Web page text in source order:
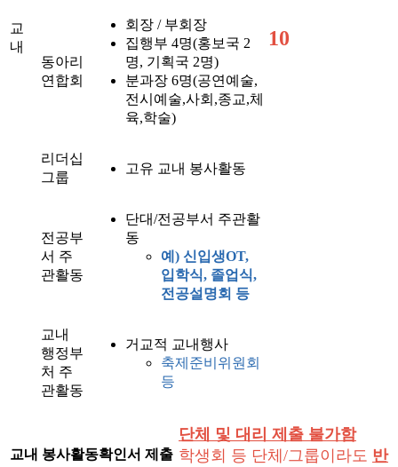
교
내
10
동아리
연합회
회장 / 부회장
집행부 4명(홍보국 2
명, 기획국 2명)
분과장 6명(공연예술,
전시예술,사회,종교,체
육,학술)
리더십
그룹
고유 교내 봉사활동
전공부
서 주
관활동
단대/전공부서 주관활
동
예) 신입생OT,
입학식, 졸업식,
전공설명회 등
교내
행정부
처 주
관활동
거교적 교내행사
축제준비위원회
등
교내 봉사활동확인서 제출
단체 및 대리 제출 불가함
학생회 등 단체/그룹이라도 반